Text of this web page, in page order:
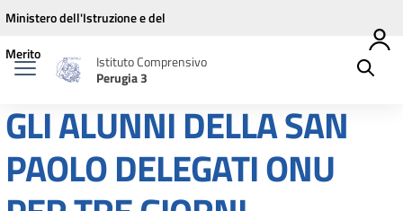
Vai ai contenuti
Vai al menu di navigazione
Vai al footer
Ministero dell'Istruzione e del
Merito
Istituto Comprensivo
Perugia 3
GLI ALUNNI DELLA SAN
PAOLO DELEGATI ONU